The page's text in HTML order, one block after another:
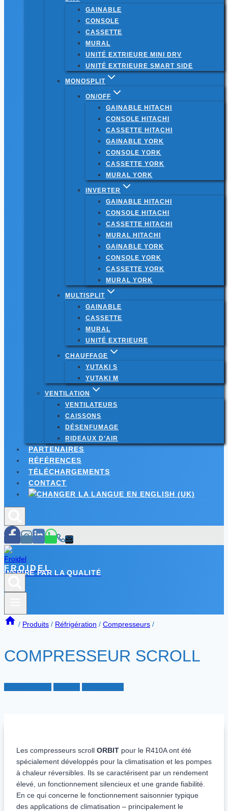
GAINABLE
CONSOLE
CASSETTE
MURAL
UNITÉ EXTRIEURE MINI DRV
UNITÉ EXTRIEURE SMART SIDE
MONOSPLIT
ON/OFF
GAINABLE HITACHI
CONSOLE HITACHI
CASSETTE HITACHI
GAINABLE YORK
CONSOLE YORK
CASSETTE YORK
MURAL YORK
INVERTER
GAINABLE HITACHI
CONSOLE HITACHI
CASSETTE HITACHI
MURAL HITACHI
GAINABLE YORK
CONSOLE YORK
CASSETTE YORK
MURAL YORK
MULTISPLIT
GAINABLE
CASSETTE
MURAL
UNITÉ EXTRIEURE
CHAUFFAGE
YUTAKI S
YUTAKI M
VENTILATION
VENTILATEURS
CAISSONS
DÉSENFUMAGE
RIDEAUX D’AIR
PARTENAIRES
RÉFÉRENCES
TÉLÉCHARGEMENTS
CONTACT
FROIDEL
INSPIRÉ PAR LA QUALITÉ
/ Produits / Réfrigération / Compresseurs /
COMPRESSEUR SCROLL
Les compresseurs scroll ORBIT pour le R410A ont été
spécialement développés pour la climatisation et les pompes
à chaleur réversibles. Ils se caractérisent par un rendement
élevé, un fonctionnement silencieux et une grande fiabilité.
En ce qui concerne le fonctionnement saisonnier typique
des applications de climatisation – principalement le